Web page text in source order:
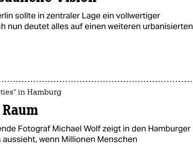
sollte in zentraler Lage ein vollwertiger
nun deutet alles auf einen weiteren urbanisierten
in Hamburg
Fotograf Michael Wolf zeigt in den Hamburger
wenn Millionen Menschen